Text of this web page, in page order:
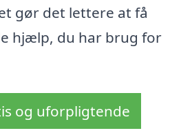
gør det lettere at få
hjælp, du har brug for
og uforpligtende